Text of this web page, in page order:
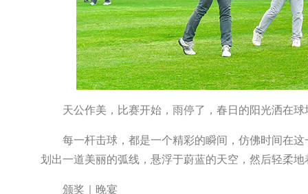
天公作美，比赛开始，雨停了，春日的阳光洒在
每一杆击球，都是一个精彩的瞬间，仿佛时间在
划出一道美丽的弧线，悬浮于蔚蓝的天空，然后轻柔
颁奖｜晚宴